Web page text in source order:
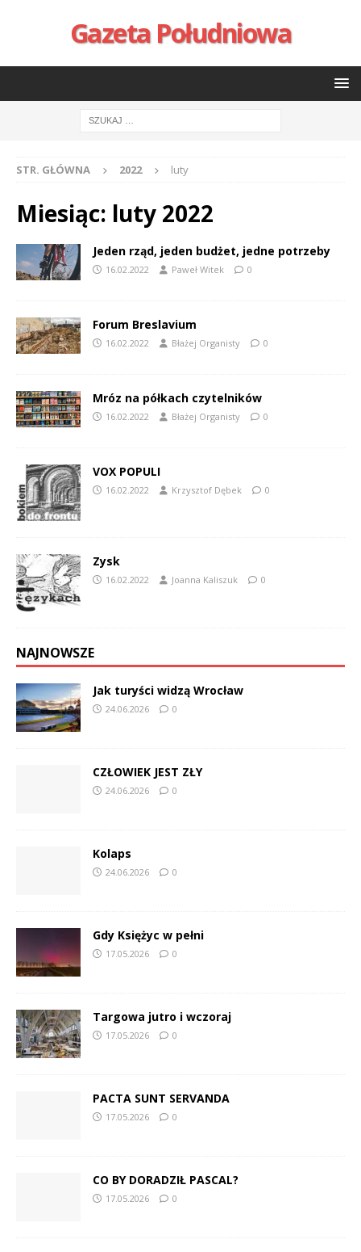
Gazeta Południowa
STR. GŁÓWNA 2022 luty
Miesiąc: luty 2022
Jeden rząd, jeden budżet, jedne potrzeby
16.02.2022 Paweł Witek 0
Forum Breslavium
16.02.2022 Błażej Organisty 0
Mróz na półkach czytelników
16.02.2022 Błażej Organisty 0
VOX POPULI
16.02.2022 Krzysztof Dębek 0
Zysk
16.02.2022 Joanna Kaliszuk 0
NAJNOWSZE
Jak turyści widzą Wrocław
24.06.2026 0
CZŁOWIEK JEST ZŁY
24.06.2026 0
Kolaps
24.06.2026 0
Gdy Księżyc w pełni
17.05.2026 0
Targowa jutro i wczoraj
17.05.2026 0
PACTA SUNT SERVANDA
17.05.2026 0
CO BY DORADZIŁ PASCAL?
17.05.2026 0